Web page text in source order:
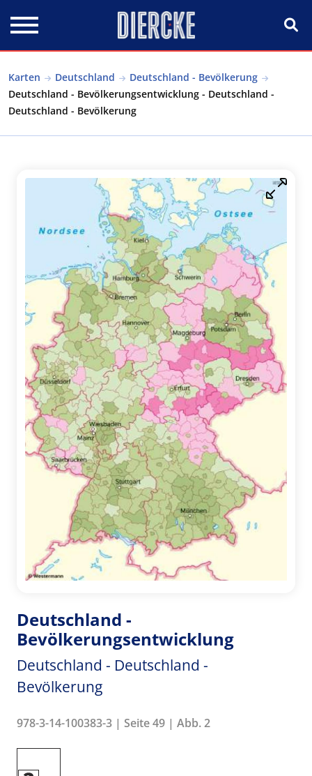
Karten Deutschland
Deutschland - Bevölkerung
Deutschland - Bevölkerungsentwicklung - Deutschland -
Deutschland - Bevölkerung
Deutschland -
Bevölkerungsentwicklung
Deutschland - Deutschland -
Bevölkerung
978-3-14-100383-3 | Seite 49 | Abb. 2